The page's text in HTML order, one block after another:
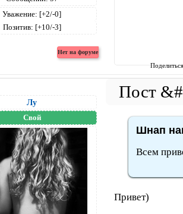
Уважение: [+2/-0]
Позитив: [+10/-3]
Лу
Свой
Шнап
Всем
Привет)